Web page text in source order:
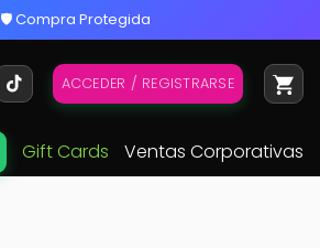
🛡️ Compra Protegida
ACCEDER / REGISTRARSE
Gift Cards Ventas Corporativas